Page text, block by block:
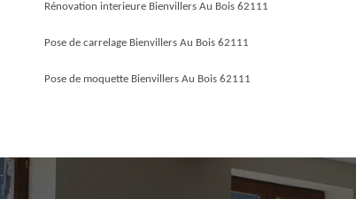
Rénovation interieure Bienvillers Au Bois 62111
Pose de carrelage Bienvillers Au Bois 62111
Pose de moquette Bienvillers Au Bois 62111